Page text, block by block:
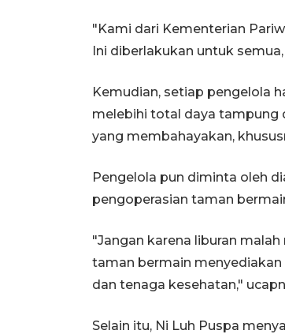
"Kami dari Kementerian
Ini diberlakukan untuk
Kemudian, setiap pengelola
melebihi total daya tampung
yang membahayakan,
Pengelola pun diminta oleh
pengoperasian taman
"Jangan karena liburan
taman bermain
dan tenaga kesehatan,"
Selain itu, Ni Luh Puspa